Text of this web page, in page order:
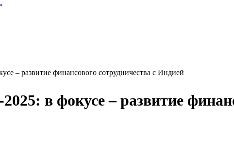
развитие финансового сотрудничества с Индией
фокусе – развитие